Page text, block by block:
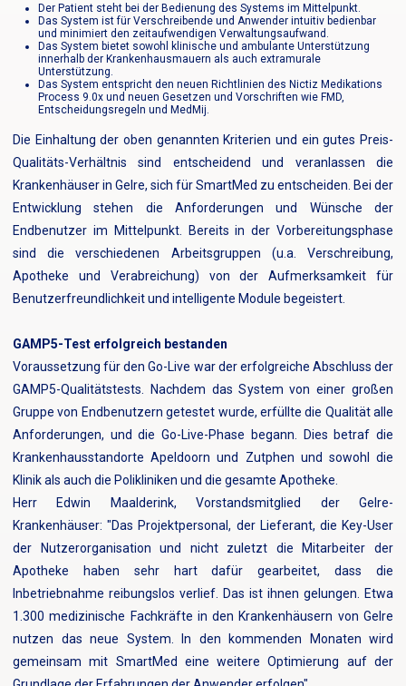
Der Patient steht bei der Bedienung des Systems im Mittelpunkt.
Das System ist für Verschreibende und Anwender intuitiv bedienbar
und minimiert den zeitaufwendigen Verwaltungsaufwand.
Das System bietet sowohl klinische und ambulante Unterstützung
innerhalb der Krankenhausmauern als auch extramurale
Unterstützung.
Das System entspricht den neuen Richtlinien des Nictiz Medikations
Process 9.0x und neuen Gesetzen und Vorschriften wie FMD,
Entscheidungsregeln und MedMij.
Die Einhaltung der oben genannten Kriterien und ein gutes Preis-
Qualitäts-Verhältnis sind entscheidend und veranlassen die
Krankenhäuser in Gelre, sich für SmartMed zu entscheiden. Bei der
Entwicklung stehen die Anforderungen und Wünsche der
Endbenutzer im Mittelpunkt. Bereits in der Vorbereitungsphase
sind die verschiedenen Arbeitsgruppen (u.a. Verschreibung,
Apotheke und Verabreichung) von der Aufmerksamkeit für
Benutzerfreundlichkeit und intelligente Module begeistert.
GAMP5-Test erfolgreich bestanden
Voraussetzung für den Go-Live war der erfolgreiche Abschluss der
GAMP5-Qualitätstests. Nachdem das System von einer großen
Gruppe von Endbenutzern getestet wurde, erfüllte die Qualität alle
Anforderungen, und die Go-Live-Phase begann. Dies betraf die
Krankenhausstandorte Apeldoorn und Zutphen und sowohl die
Klinik als auch die Polikliniken und die gesamte Apotheke.
Herr Edwin Maalderink, Vorstandsmitglied der Gelre-
Krankenhäuser: "Das Projektpersonal, der Lieferant, die Key-User
der Nutzerorganisation und nicht zuletzt die Mitarbeiter der
Apotheke haben sehr hart dafür gearbeitet, dass die
Inbetriebnahme reibungslos verlief. Das ist ihnen gelungen. Etwa
1.300 medizinische Fachkräfte in den Krankenhäusern von Gelre
nutzen das neue System. In den kommenden Monaten wird
gemeinsam mit SmartMed eine weitere Optimierung auf der